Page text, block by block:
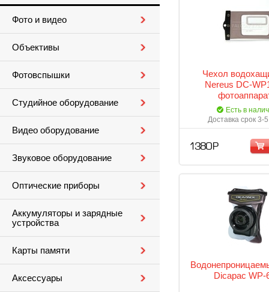
Фото и видео
Объективы
Фотовспышки
Студийное оборудование
Видео оборудование
Звуковое оборудование
Оптические приборы
Аккумуляторы и зарядные
устройства
Карты памяти
Аксессуары
Чехол
Nereus DC-
Есть в
Доставка срок 3-
1 380 Р
Dicapac WP-